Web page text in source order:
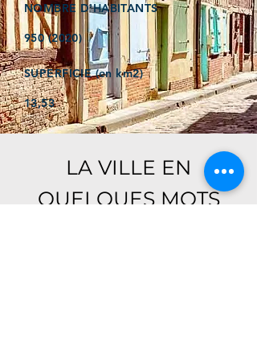
NOMBRE D'HABITANTS
950 (2020)
SUPERFICIE (en km2)
13,53
LA VILLE EN
QUELQUES MOTS